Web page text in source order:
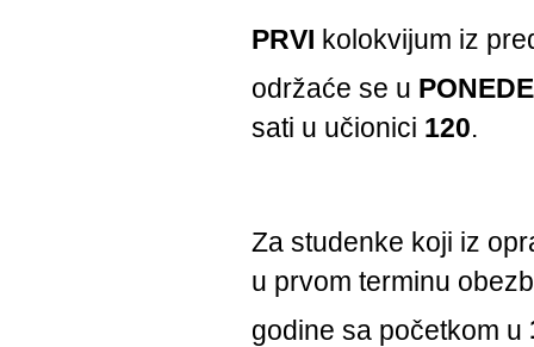
PRVI kolokvijum iz
održaće se u
sati u učionici 120.
Za studenke koji iz
u prvom terminu
godine sa početkom u